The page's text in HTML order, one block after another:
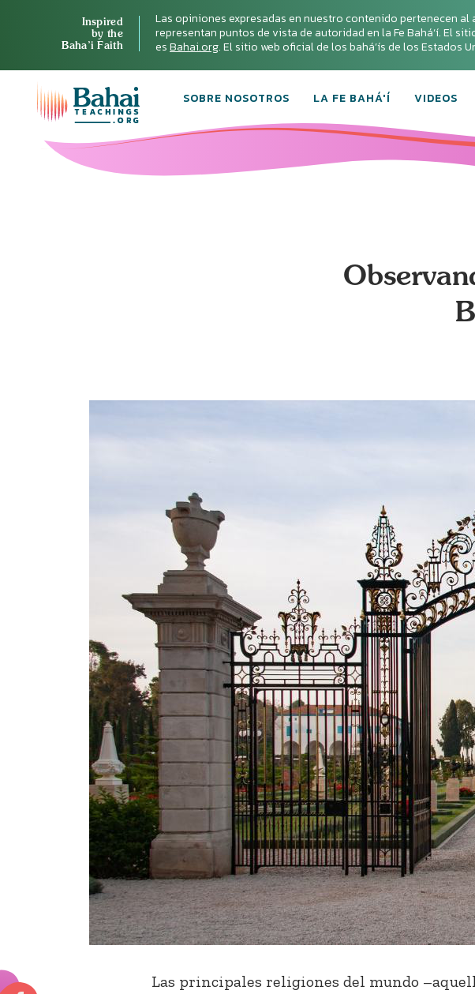
Inspired
by the
Baha’i Faith
Las opiniones expresadas en nuestro contenido pertenecen al
representan puntos de vista de autoridad en la Fe Bahá‘í. El
esBahai.org. El sitio web oficial de los bahá’ís de los Estados
SOBRE NOSOTROS LA FE BAHÁ'Í VIDEOS
Las principales religiones del mundo